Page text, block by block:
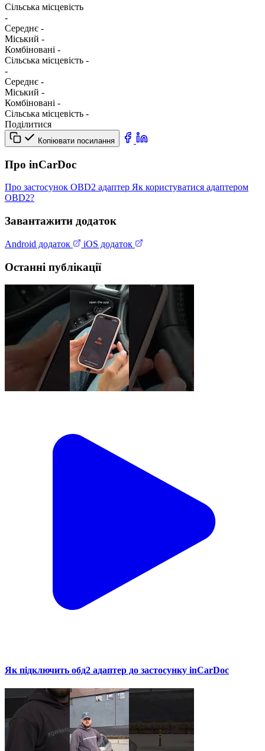
Сільська місцевість
-
Середнє -
Міський -
Комбіновані -
Сільська місцевість -
-
Середнє -
Міський -
Комбіновані -
Сільська місцевість -
Поділитися
Копіювати посилання
Про inCarDoc
Про застосунок OBD2 адаптер Як користуватися адаптером
OBD2?
Завантажити додаток
Android додаток iOS додаток
Останні публікації
Як підключить обд2 адаптер до застосунку inCarDoc